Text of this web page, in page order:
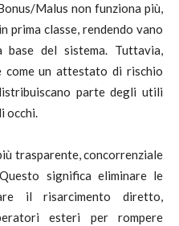
Malus non funziona più,
prima classe, rendendo vano
del sistema. Tuttavia,
come un attestato di rischio
parte degli utili
occhi.
trasparente, concorrenziale
significa eliminare le
il risarcimento diretto,
esteri per rompere